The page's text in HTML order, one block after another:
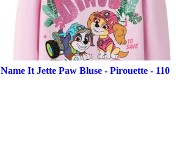
Name It Jette Paw Bluse - Pirouette - 110